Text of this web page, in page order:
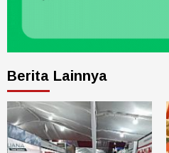
Berita Lainnya